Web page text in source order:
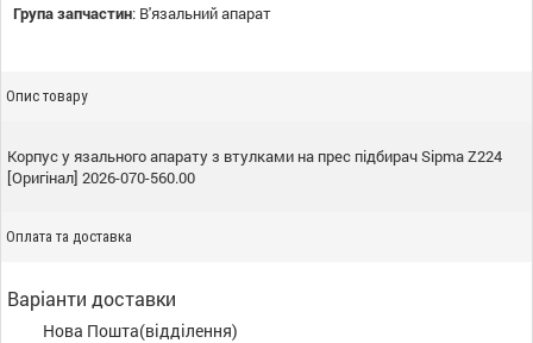
Група запчастин: В'язальний апарат
Опис товару
Корпус у язального апарату з втулками на прес підбирач Sipma Z224
[Оригінал] 2026-070-560.00
Оплата та доставка
Варіанти доставки
Нова Пошта(відділення)